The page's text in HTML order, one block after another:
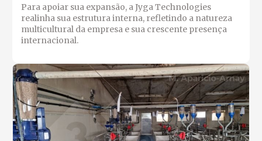
Para apoiar sua expansão, a Jyga Technologies
realinha sua estrutura interna, refletindo a natureza
multicultural da empresa e sua crescente presença
internacional.